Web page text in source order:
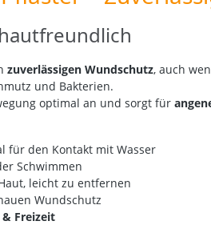
zuverlässigen Wundschutz, auch
und Bakterien.
optimal an und sorgt für
für den Kontakt mit Wasser
Schwimmen
leicht zu entfernen
Wundschutz
Freizeit